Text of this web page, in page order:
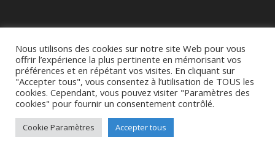
Accueil Municipalité
Le Village de Bueil
Associations
Réalise parSDI27 - M Franck-Patrick Roussel
-Politique de confidentialité
Nous utilisons des cookies sur notre site Web pour vous
offrir l’expérience la plus pertinente en mémorisant vos
préférences et en répétant vos visites. En cliquant sur
"Accepter tous", vous consentez à l’utilisation de TOUS les
cookies. Cependant, vous pouvez visiter "Paramètres des
cookies" pour fournir un consentement contrôlé.
Cookie Paramètres Accepter tous